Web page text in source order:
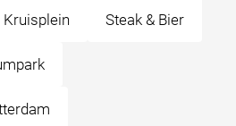
Kruisplein Steak & Bier